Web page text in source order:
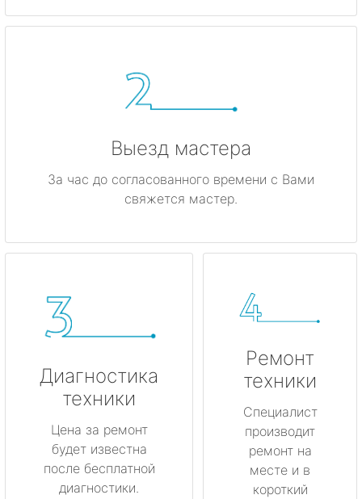
Выезд мастера
За час до согласованного времени с Вами
свяжется мастер.
Диагностика
техники
Цена за ремонт
будет известна
после бесплатной
диагностики.
Ремонт
техники
Специалист
производит
ремонт на
месте и в
короткий